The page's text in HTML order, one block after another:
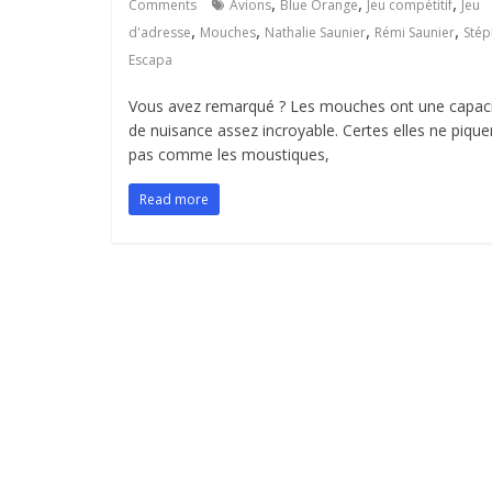
Comments
Avions Blue Orange Jeu compétitif Jeu
d'adresse, Mouches, Nathalie Saunier, Rémi Saunier,
Escapa
Vous avez remarqué ? Les mouches ont une
de nuisance assez incroyable. Certes elles ne
pas comme les moustiques,
Read more